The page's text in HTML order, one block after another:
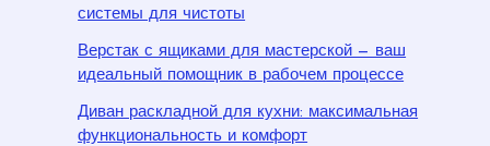
системы для чистоты
Верстак с ящиками для мастерской — ваш
идеальный помощник в рабочем процессе
Диван раскладной для кухни: максимальная
функциональность и комфорт